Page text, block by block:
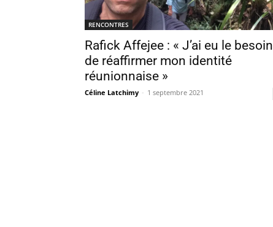
RENCONTRES
Rafick Affejee : « J’ai eu le besoin
de réaffirmer mon identité
réunionnaise »
Céline Latchimy - 1 septembre 2021